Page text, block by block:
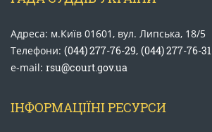
Адреса: м.Київ 01601, вул. Липська, 18/5
Телефони: (044) 277-76-29, (044) 277-76-31
e-mail: rsu@court.gov.ua
ІНФОРМАЦІЇНІ РЕСУРСИ